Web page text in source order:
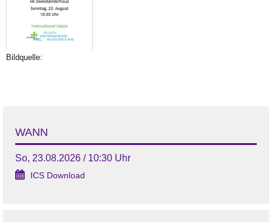
Bildquelle:
WANN
So, 23.08.2026 / 10:30 Uhr
ICS Download